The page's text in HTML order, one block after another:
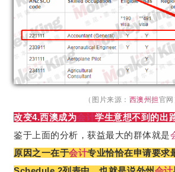
（图片来源： 西澳州担官网
改变4.西澳成为会计学生意想不到的出
鉴于上面的分析，获益最大的群体就是
原因之一在于会计专业恰恰在申请要求